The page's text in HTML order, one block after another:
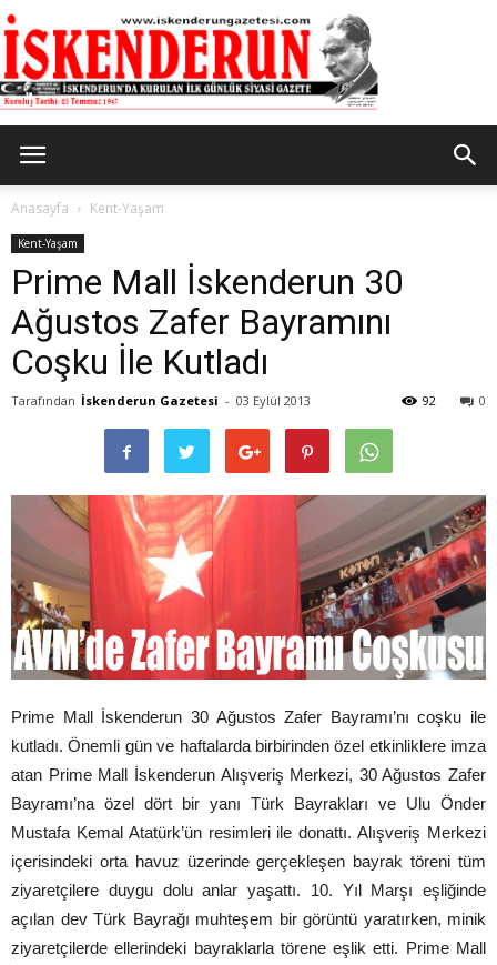
Gazetesi
Anasayfa Kent-Yaşam
Kent-Yaşam
Prime Mall İskenderun 30
Ağustos Zafer Bayramını
Coşku İle Kutladı
Tarafından İskenderun Gazetesi - 03 Eylül 2013 0
92
Prime Mall İskenderun 30 Ağustos Zafer Bayramı’nı coşku ile
kutladı. Önemli gün ve haftalarda birbirinden özel etkinliklere imza
atan Prime Mall İskenderun Alışveriş Merkezi, 30 Ağustos Zafer
Bayramı’na özel dört bir yanı Türk Bayrakları ve Ulu Önder
Mustafa Kemal Atatürk’ün resimleri ile donattı. Alışveriş Merkezi
içerisindeki orta havuz üzerinde gerçekleşen bayrak töreni tüm
ziyaretçilere duygu dolu anlar yaşattı. 10. Yıl Marşı eşliğinde
açılan dev Türk Bayrağı muhteşem bir görüntü yaratırken, minik
ziyaretçilerde ellerindeki bayraklarla törene eşlik etti. Prime Mall